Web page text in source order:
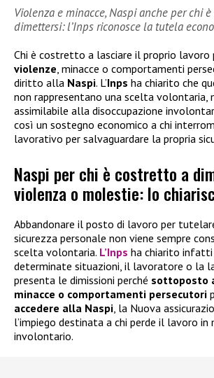
Violenza e minacce, Naspi anche per chi
dimettersi: l’Inps riconosce la tutela
Chi è costretto a lasciare il proprio lavoro
violenze, minacce o comportamenti
diritto alla Naspi. L’Inps ha chiarito che
non rappresentano una scelta volontaria,
assimilabile alla disoccupazione
così un sostegno economico a chi
lavorativo per salvaguardare la propria
Naspi per chi è costretto a
violenza o molestie: lo
Abbandonare il posto di lavoro per
sicurezza personale non viene sempre
scelta volontaria. L’Inps ha chiarito infatti
determinate situazioni, il lavoratore o la
presenta le dimissioni perché sottoposto
minacce o comportamenti persecutori
accedere alla Naspi, la Nuova
l’impiego destinata a chi perde il lavoro in
involontario.